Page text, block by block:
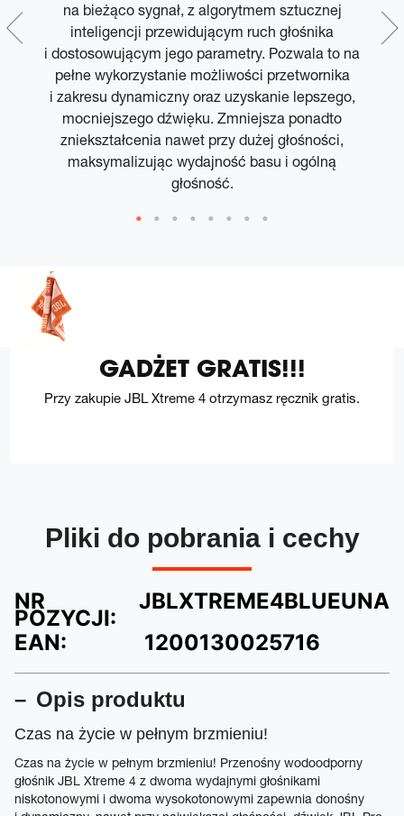
na bieżąco sygnał, z algorytmem sztucznej
inteligencji przewidującym ruch głośnika
i dostosowującym jego parametry. Pozwala to na
pełne wykorzystanie możliwości przetwornika
i zakresu dynamiczny oraz uzyskanie lepszego,
mocniejszego dźwięku. Zmniejsza ponadto
zniekształcenia nawet przy dużej głośności,
maksymalizując wydajność basu i ogólną
głośność.
GADŻET GRATIS!!!
Przy zakupie JBL Xtreme 4 otrzymasz ręcznik gratis.
Pliki do pobrania i cechy
NR
POZYCJI:
JBLXTREME4BLUEUNA
EAN:
1200130025716
Opis produktu
Czas na życie w pełnym brzmieniu!
Czas na życie w pełnym brzmieniu! Przenośny wodoodporny
głośnik JBL Xtreme 4 z dwoma wydajnymi głośnikami
niskotonowymi i dwoma wysokotonowymi zapewnia donośny